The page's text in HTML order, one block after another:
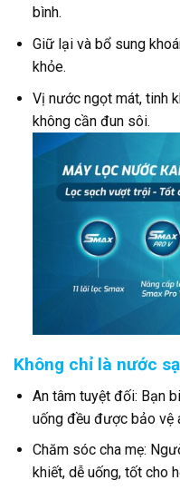
bình.
Giữ lại và bổ sung
khỏe.
Vị nước ngọt mát, tinh
không cần đun sôi.
Không chỉ là nước
An tâm tuyệt đối: Bạn
uống đều được bảo vệ
Chăm sóc cha mẹ:
khiết, dễ uống, tốt cho